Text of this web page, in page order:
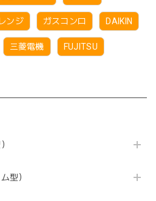
ンジ ガスコンロ DAIKIN
三菱電機 FUJITSU
型）